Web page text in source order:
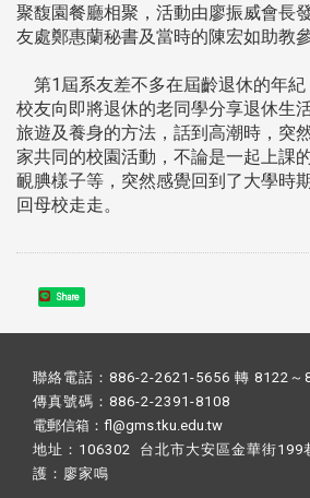
聚馥園餐廳相聚，活動由廖振威會長
友處鄭惠蘭秘書及當時的陳宏如助教參
第1屆系友差不多在屆齡退休的年紀
校友向即將退休的老同學分享退休生
旅遊及養身的方法，話到高潮時，突
家共同的校園活動，不論是一起上課
靦腆樣子等，突然感覺回到了大學時
回母校走走。
Share
聯絡電話：886-2-2621-5656 轉 8122～
傳真號碼：886-2-2391-8108
電郵信箱：fl@gms.tku.edu.tw
地址：106302 台北市大安區金華街199
護： 廖家鳴​